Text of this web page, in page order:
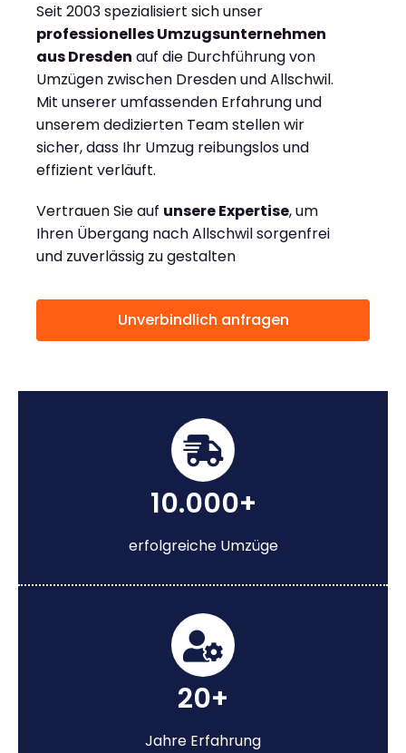
Seit 2003 spezialisiert sich unser
professionelles Umzugsunternehmen
aus Dresden auf die Durchführung von
Umzügen zwischen Dresden und Allschwil.
Mit unserer umfassenden Erfahrung und
unserem dedizierten Team stellen wir
sicher, dass Ihr Umzug reibungslos und
effizient verläuft.
Vertrauen Sie auf unsere Expertise, um
Ihren Übergang nach Allschwil sorgenfrei
und zuverlässig zu gestalten
Unverbindlich anfragen
10.000+
erfolgreiche Umzüge
20+
Jahre Erfahrung